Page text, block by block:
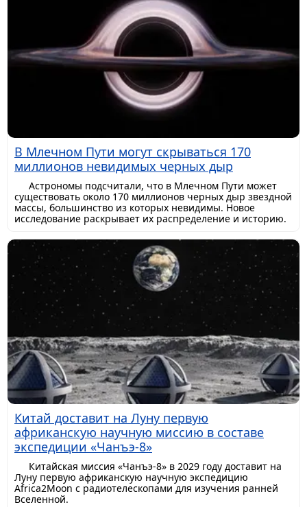
В Млечном Пути могут скрываться 170
миллионов невидимых черных дыр
Астрономы подсчитали, что в Млечном Пути может
существовать около 170 миллионов черных дыр звездной
массы, большинство из которых невидимы. Новое
исследование раскрывает их распределение и историю.
Китай доставит на Луну первую
африканскую научную миссию в составе
экспедиции «Чанъэ-8»
Китайская миссия «Чанъэ-8» в 2029 году доставит на
Луну первую африканскую научную экспедицию
Africa2Moon с радиотелескопами для изучения ранней
Вселенной.